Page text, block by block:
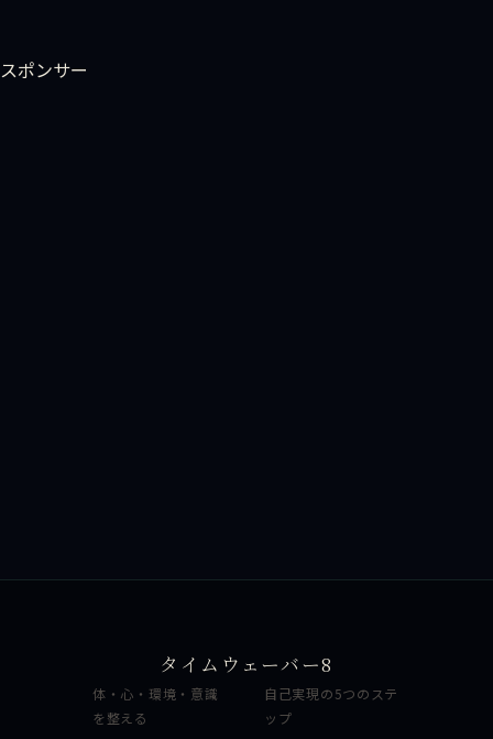
スポンサー
タイムウェーバー8
体・心・環境・意識
を整える
自己実現の5つのステ
ップ